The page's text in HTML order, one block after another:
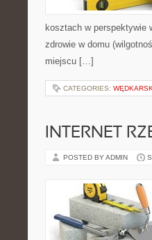
kosztach w perspektywie
zdrowie w domu
miejscu […]
CATEGORIES:
INTERNET
POSTED BY ADMIN